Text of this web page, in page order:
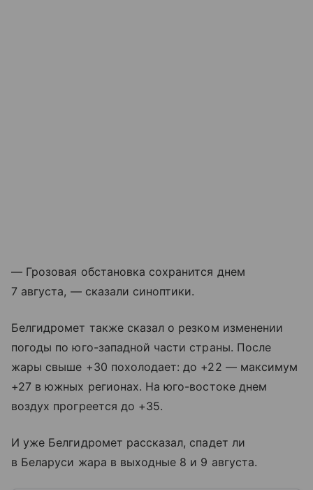
— Грозовая обстановка сохранится днем
7 августа, — сказали синоптики.
Белгидромет также сказал о резком изменении
погоды по юго-западной части страны. После
жары свыше +30 похолодает: до +22 — максимум
+27 в южных регионах. На юго-востоке днем
воздух прогреется до +35.
И уже Белгидромет рассказал, спадет ли
в Беларуси жара в выходные 8 и 9 августа.